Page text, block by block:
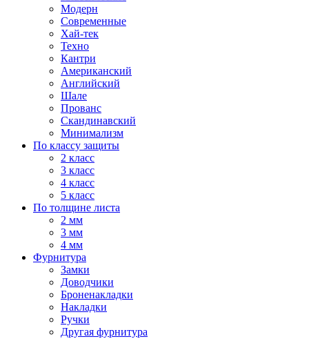
Модерн
Современные
Хай-тек
Техно
Кантри
Американский
Английский
Шале
Прованс
Скандинавский
Минимализм
По классу защиты
2 класс
3 класс
4 класс
5 класс
По толщине листа
2 мм
3 мм
4 мм
Фурнитура
Замки
Доводчики
Броненакладки
Накладки
Ручки
Другая фурнитура